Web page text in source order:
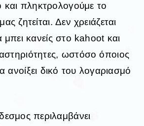
πληκτρολογούμε το
ζητείται. Δεν χρειάζεται
κανείς στο kahoot και
ωστόσο όποιος
ανοίξει δικό του λογαριασμό
περιλαμβάνει